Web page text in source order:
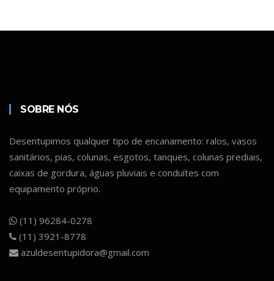
SOBRE NÓS
Desentupimos qualquer tipo de encanamento: ralos, vasos
sanitários, pias, colunas, esgotos, tanques, colunas prediais,
caixas de gordura, águas pluviais e conduítes com
equipamento próprio.
(11) 96284-0278
(11) 3921-8778
azuldesentupidora@gmail.com